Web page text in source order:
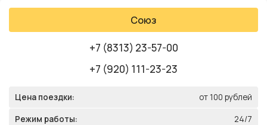
Союз
+7 (8313) 23-57-00
+7 (920) 111-23-23
Цена поездки: от 100 рублей
Режим работы: 24/7